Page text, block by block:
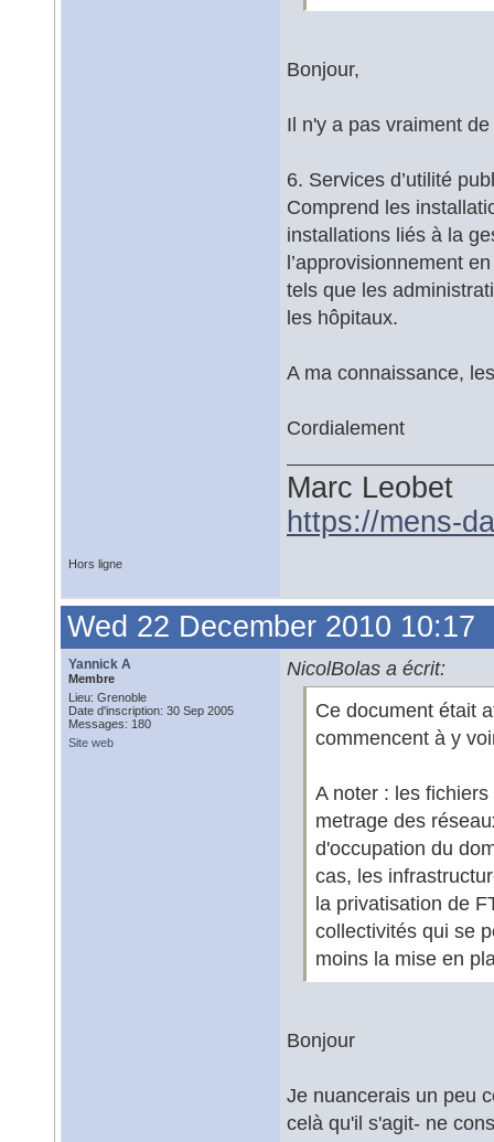
Bonjour,
Il n'y a pas vraiment
6. Services d’utilité
Comprend les
installations liés à la
l’approvisionnement
tels que les
les hôpitaux.
A ma connaissance,
Cordialement
Marc Leobet
https://mens-
Hors ligne
Wed 22 December 2010 10:17
Yannick A
Membre
Lieu: Grenoble
Date d'inscription: 30 Sep 2005
Messages: 180
Site web
NicolBolas a écrit:
Ce document était
commencent à y
A noter : les
metrage des
d'occupation du
cas, les
la privatisation de
collectivités qui se
moins la mise en
Bonjour
Je nuancerais un peu
celà qu'il s'agit- ne